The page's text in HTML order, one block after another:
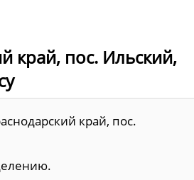
край, пос. Ильский,
край, пос.